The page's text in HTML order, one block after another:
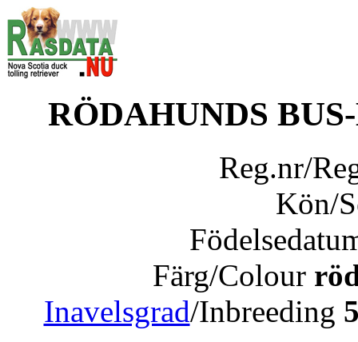
RÖDAHUNDS
Reg.nr/
Kön/
Färg/Colour
Inavelsgrad/Inbreeding